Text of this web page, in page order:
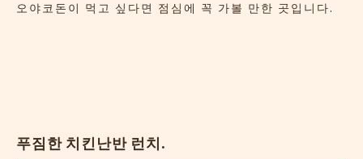
오야코돈이 먹고 싶다면 점심에 꼭 가볼 만한 곳입니다.
푸짐한 치킨난반 런치.